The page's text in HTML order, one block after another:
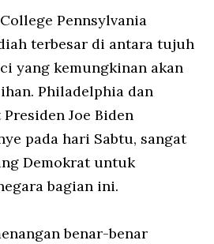
Pennsylvania
terbesar di antara tujuh
yang kemungkinan akan
Philadelphia dan
Joe Biden
pada hari Sabtu, sangat
Demokrat untuk
bagian ini.
benar-benar